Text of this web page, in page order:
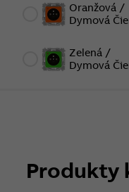
Oranžová /
Dymová
Zelená /
Dymová
Produkty